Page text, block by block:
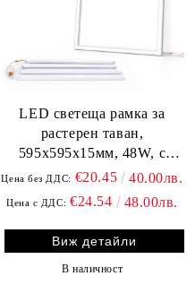
LED светеща рамка за
растерен таван,
595х595x15мм, 48W, с
включен драйвър
Цена без ДДС: €20.45 40.00лв.
Цена с ДДС: €24.54 48.00лв.
Виж детайли
В наличност